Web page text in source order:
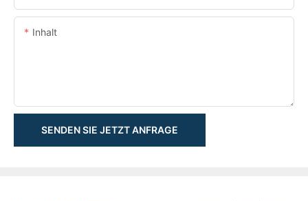
Inhalt
SENDEN SIE JETZT ANFRAGE